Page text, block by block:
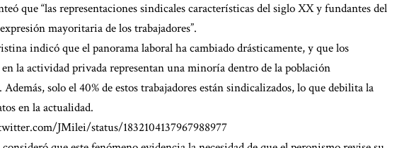
que “las representaciones sindicales características del siglo XX y fundantes del
mayoritaria de los trabajadores”.
indicó que el panorama laboral ha cambiado drásticamente, y que los
la actividad privada representan una minoría dentro de la población
solo el 40% de estos trabajadores están sindicalizados, lo que debilita la
en la actualidad.
JMilei/status/1832104137967988977